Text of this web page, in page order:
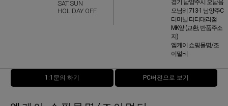
SAT.SUN
HOLIDAY OFF
경기 남양주시 오남읍
오남리 713-1 남양주C
터미널 티티대리점
MK앞 (교환, 반품주소
지)
엠케이 쇼핑몰명/조
이멀티
1:1문의 하기 PC버전으로 보기